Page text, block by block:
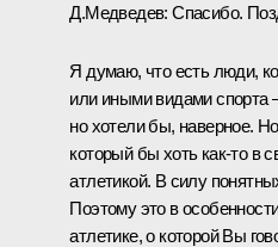
Д.Медведев:Спасибо.
Я думаю, что есть люди,
или иными видами спорта
но хотели бы, наверное.
который бы хоть как‑то в
атлетикой. В силу
Поэтому это в
атлетике, о которой Вы